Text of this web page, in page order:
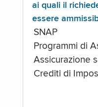
ai quali il
essere
SNAP
Programmi di
Assicurazione
Crediti di